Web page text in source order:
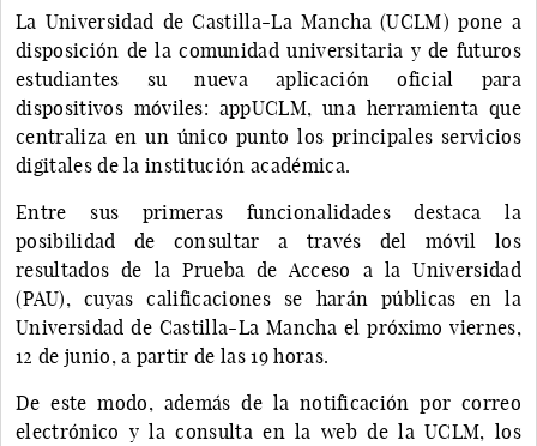
La Universidad de Castilla-La Mancha (UCLM) pone a
disposición de la comunidad universitaria y de futuros
estudiantes su nueva aplicación oficial para
dispositivos móviles: appUCLM, una herramienta que
centraliza en un único punto los principales servicios
digitales de la institución académica.
Entre sus primeras funcionalidades destaca la
posibilidad de consultar a través del móvil los
resultados de la Prueba de Acceso a la Universidad
(PAU), cuyas calificaciones se harán públicas en la
Universidad de Castilla-La Mancha el próximo viernes,
12 de junio, a partir de las 19 horas.
De este modo, además de la notificación por correo
electrónico y la consulta en la web de la UCLM, los